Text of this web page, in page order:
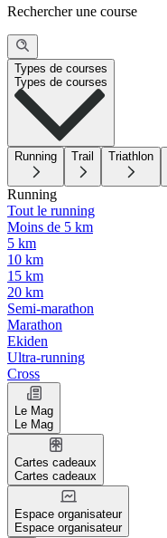
Rechercher une course
Types de courses
Types de courses
Running Trail Triathlon
Running
Tout le running
Moins de 5 km
5 km
10 km
15 km
20 km
Semi-marathon
Marathon
Ekiden
Ultra-running
Cross
Le Mag
Le Mag
Cartes cadeaux
Cartes cadeaux
Espace organisateur
Espace organisateur